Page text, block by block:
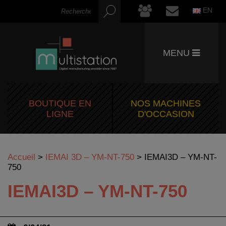
EN
MENU
BOUTIQUE EN
LIGNE
NOS MACHINES
D'OCCASION
Accueil > IEMAI 3D – YM-NT-750 > IEMAI3D – YM-NT-
750
IEMAI3D – YM-NT-750